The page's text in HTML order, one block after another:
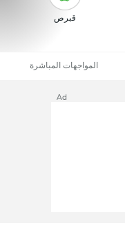
قبرص
المواجهات المباشرة
Ad